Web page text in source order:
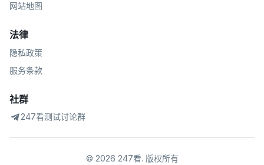
网站地图
法律
隐私政策
服务条款
社群
247看测试讨论群
© 2026 247看. 版权所有